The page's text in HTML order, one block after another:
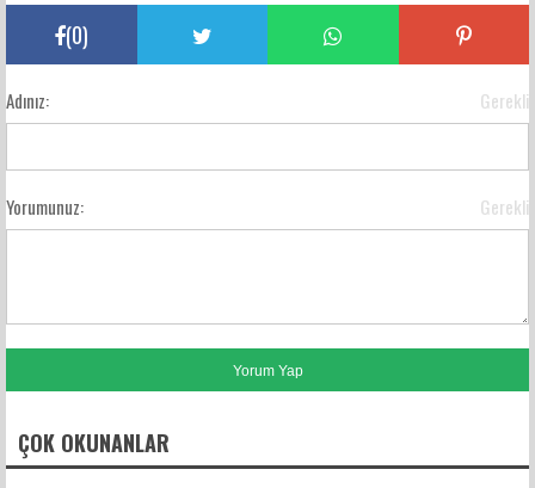
(0)
Adınız: Gerekli
Yorumunuz: Gerekli
ÇOK OKUNANLAR